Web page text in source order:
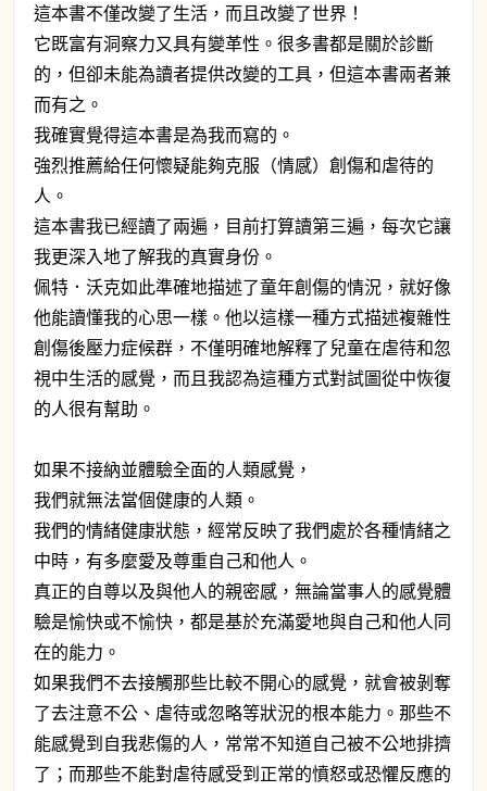
這本書不僅改變了生活，而且改變了世界！
它既富有洞察力又具有變革性。很多書都是關於診斷
的，但卻未能為讀者提供改變的工具，但這本書兩者兼
而有之。
我確實覺得這本書是為我而寫的。
強烈推薦給任何懷疑能夠克服（情感）創傷和虐待的
人。
這本書我已經讀了兩遍，目前打算讀第三遍，每次它讓
我更深入地了解我的真實身份。
佩特．沃克如此準確地描述了童年創傷的情況，就好像
他能讀懂我的心思一樣。他以這樣一種方式描述複雜性
創傷後壓力症候群，不僅明確地解釋了兒童在虐待和忽
視中生活的感覺，而且我認為這種方式對試圖從中恢復
的人很有幫助。
如果不接納並體驗全面的人類感覺，
我們就無法當個健康的人類。
我們的情緒健康狀態，經常反映了我們處於各種情緒之
中時，有多麼愛及尊重自己和他人。
真正的自尊以及與他人的親密感，無論當事人的感覺體
驗是愉快或不愉快，都是基於充滿愛地與自己和他人同
在的能力。
如果我們不去接觸那些比較不開心的感覺，就會被剝奪
了去注意不公、虐待或忽略等狀況的根本能力。那些不
能感覺到自我悲傷的人，常常不知道自己被不公地排擠
了；而那些不能對虐待感受到正常的憤怒或恐懼反應的